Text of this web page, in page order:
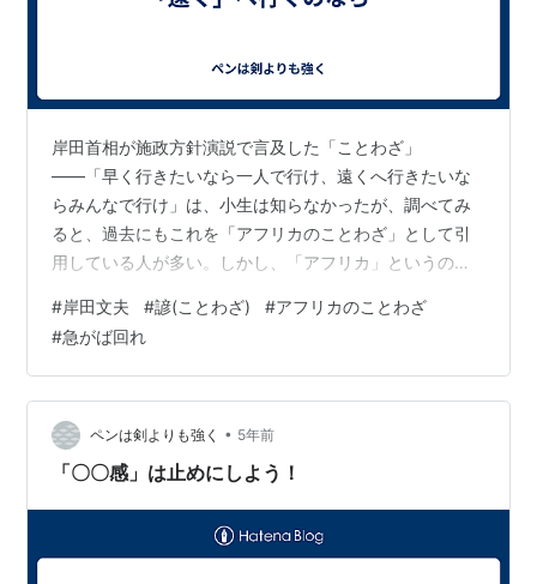
岸田首相が施政方針演説で言及した「ことわざ」
――「早く行きたいなら一人で行け、遠くへ行きたいな
らみんなで行け」は、小生は知らなかったが、調べてみ
ると、過去にもこれを「アフリカのことわざ」として引
用している人が多い。しかし、「アフリカ」というのも
調べてみたが、よくわからなかった。今は逆に、本当に
これは「アフリカ」の「ことわざ」なのか、少々疑念を
抱いている。 この件を調べて3年前にブログに書いてい
る人がいた。安達さんという方のブログの記述である。
引用を許されたい。「早く行きたいなら一人で行け、遠
くへ行きたいならみんなで行け」という「いい話」につ
#岸田文夫 #諺(ことわざ) #アフリカのことわざ
#急がば回れ
ペンは剣よりも強く • 5年前
「〇〇感」は止めにしよう！